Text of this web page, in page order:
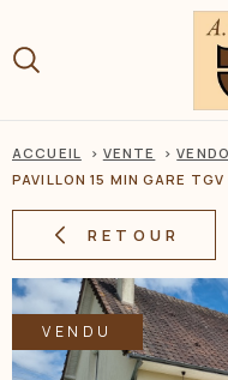
lamenu
contenu
ACCUEIL VENTE
PAVILLON 15 MIN GARE
RETOUR
VENDU